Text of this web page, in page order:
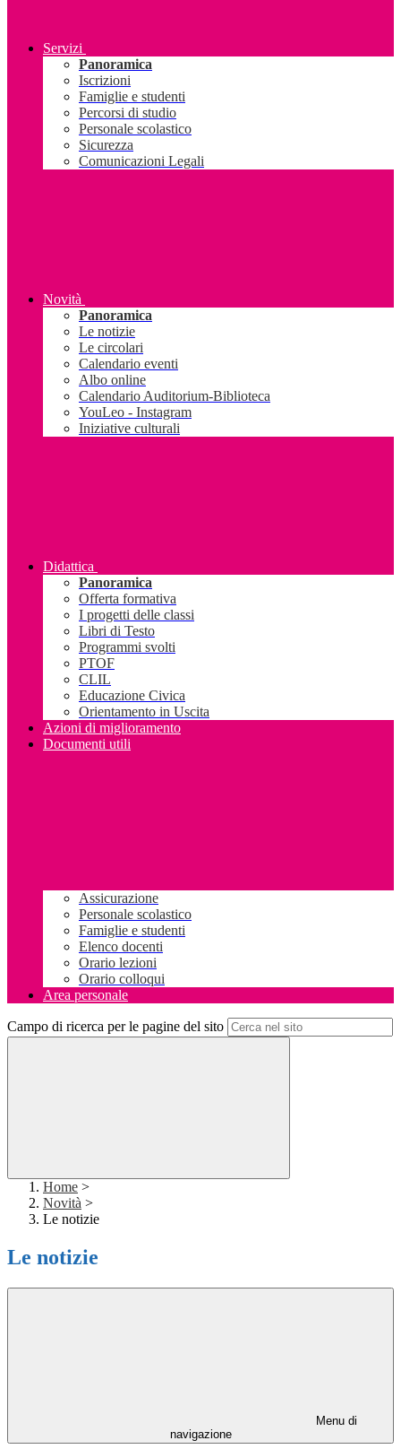
Servizi
Panoramica
Iscrizioni
Famiglie e studenti
Percorsi di studio
Personale scolastico
Sicurezza
Comunicazioni Legali
Novità
Panoramica
Le notizie
Le circolari
Calendario eventi
Albo online
Calendario Auditorium-Biblioteca
YouLeo - Instagram
Iniziative culturali
Didattica
Panoramica
Offerta formativa
I progetti delle classi
Libri di Testo
Programmi svolti
PTOF
CLIL
Educazione Civica
Orientamento in Uscita
Azioni di miglioramento
Documenti utili
Assicurazione
Personale scolastico
Famiglie e studenti
Elenco docenti
Orario lezioni
Orario colloqui
Area personale
Campo di ricerca per le pagine del sito
Home >
Novità >
Le notizie
Le notizie
Menu di
navigazione